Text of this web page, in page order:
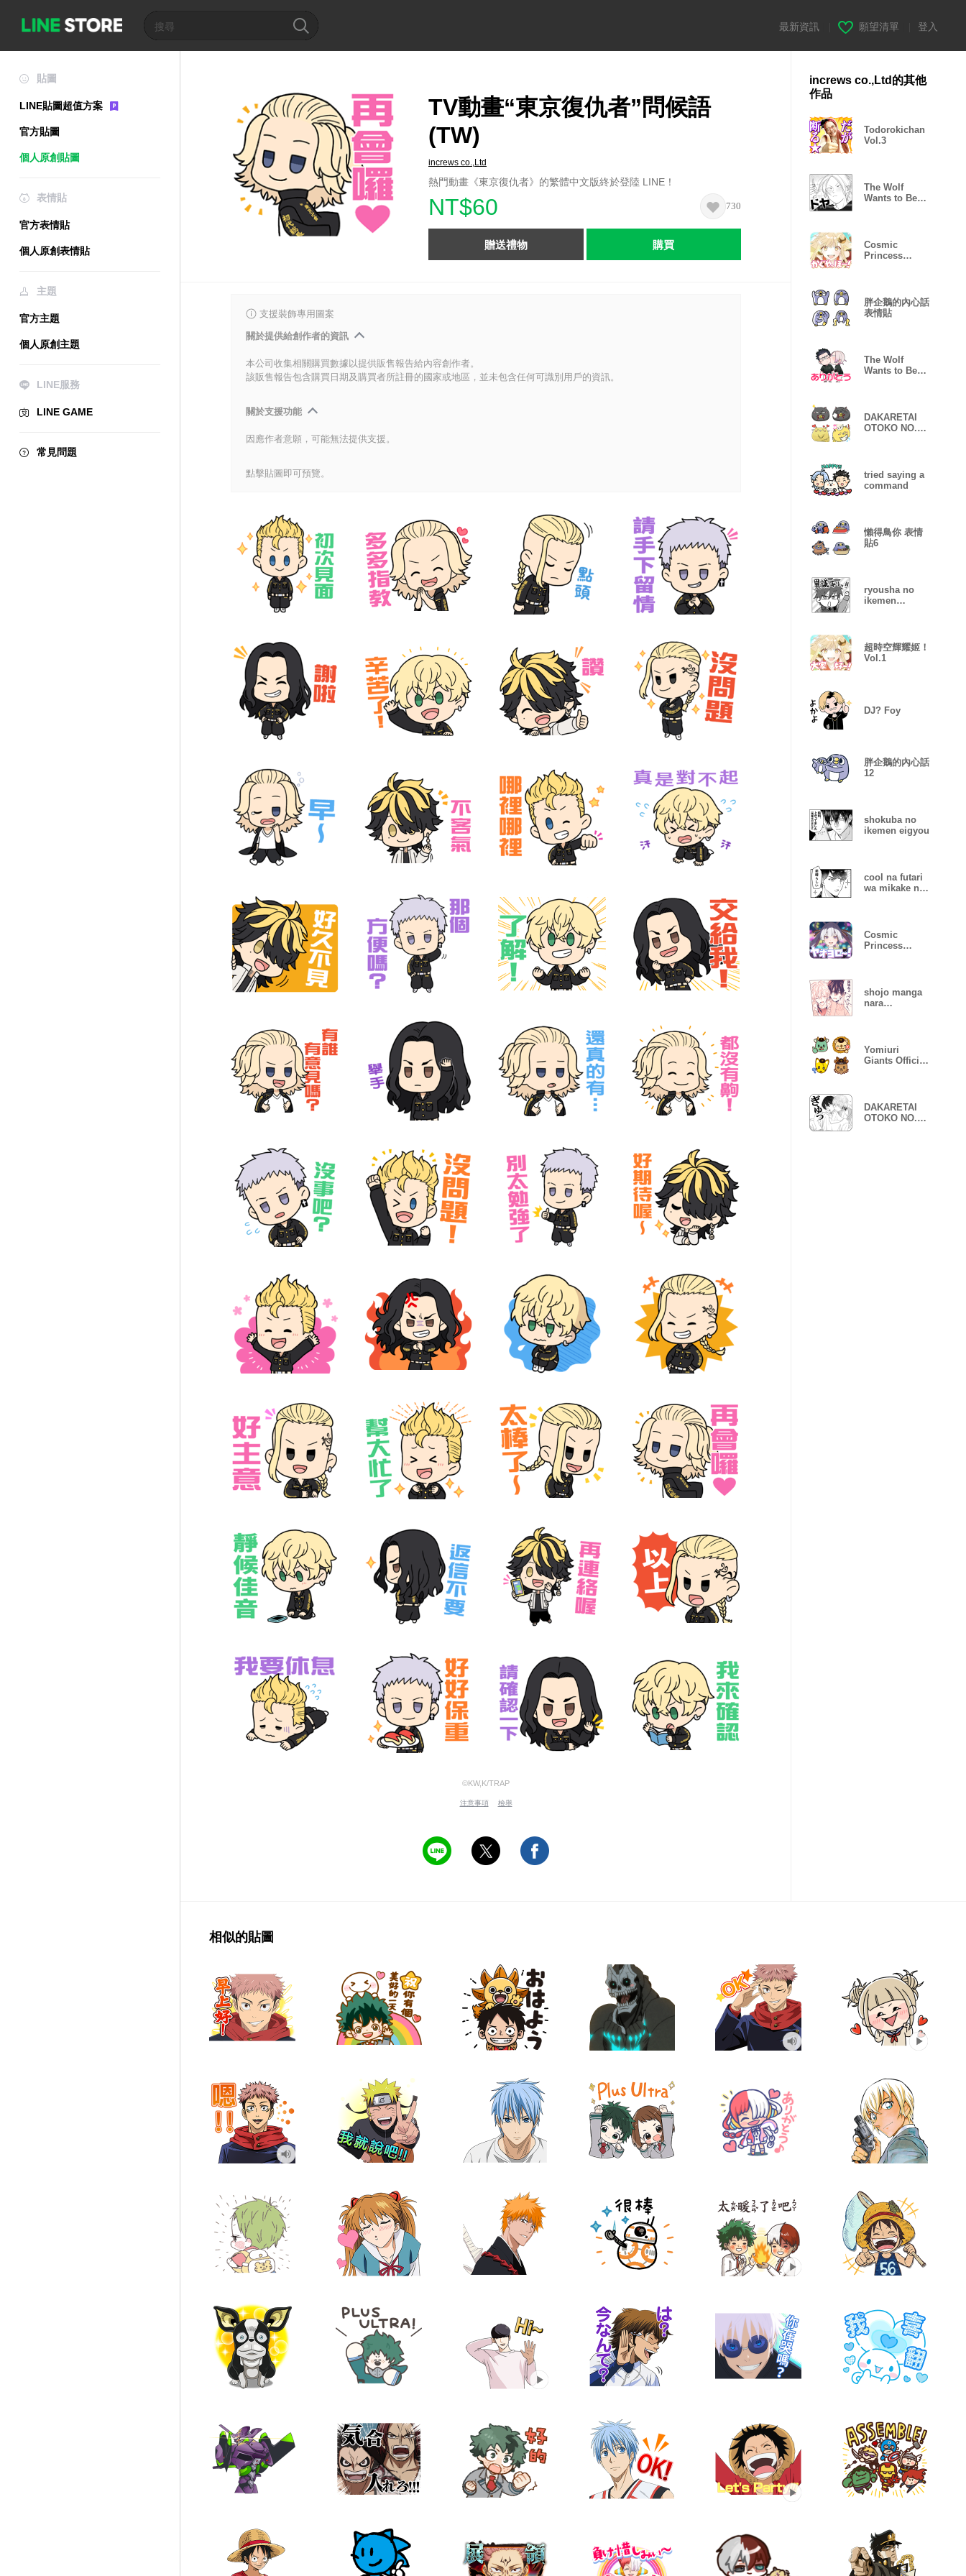
最新資訊 願望清單 登入
貼圖
LINE貼圖超值方案
官方貼圖
個人原創貼圖
表情貼
官方表情貼
個人原創表情貼
主題
官方主題
個人原創主題
LINE服務
LINE GAME
常見問題
TV動畫“東京復仇者”問候語
(TW)
increws co.,Ltd
熱門動畫《東京復仇者》的繁體中文版終於登陸 LINE！
NT$60 730
贈送禮物 購買
支援裝飾專用圖案
關於提供給創作者的資訊
本公司收集相關購買數據以提供販售報告給內容創作者。
該販售報告包含購買日期及購買者所註冊的國家或地區，並未包含任何可識別用戶的資訊。
關於支援功能
因應作者意願，可能無法提供支援。
點擊貼圖即可預覽。
©KW,K/TRAP
注意事項 檢舉
increws co.,Ltd的其他
作品
Todorokichan
Vol.3
The Wolf
Wants to Be
Cosmic
Princess
胖企鵝的內心話
表情貼
The Wolf
Wants to Be
DAKARETAI
OTOKO NO.1
tried saying a
command
懶得鳥你 表情
貼6
ryousha no
ikemen
超時空輝耀姬！
Vol.1
DJ? Foy
胖企鵝的內心話
12
shokuba no
ikemen eigyou
cool na futari
wa mikake ni
Cosmic
Princess
shojo manga
nara
Yomiuri
Giants Official
DAKARETAI
OTOKO NO.1
相似的貼圖